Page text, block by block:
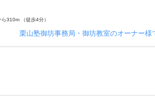
310m （徒歩4分）
栗山塾御坊事務局・御坊教室のオーナー様